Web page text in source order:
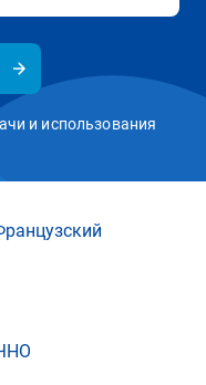
и использования